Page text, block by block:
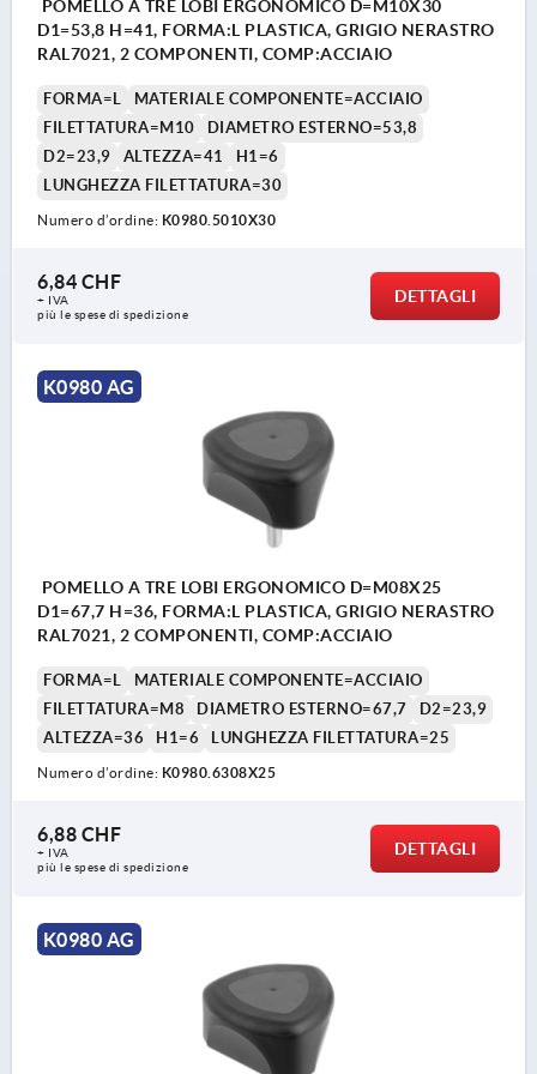
POMELLO A TRE LOBI ERGONOMICO D=M10X30
D1=53,8 H=41, FORMA:L PLASTICA, GRIGIO NERASTRO
RAL7021, 2 COMPONENTI, COMP:ACCIAIO
FORMA=L
MATERIALE COMPONENTE=ACCIAIO
FILETTATURA=M10
DIAMETRO ESTERNO=53,8
D2=23,9
ALTEZZA=41
H1=6
LUNGHEZZA FILETTATURA=30
Numero d’ordine: K0980.5010X30
6,84 CHF
+ IVA
più le spese di spedizione
DETTAGLI
K0980 AG
POMELLO A TRE LOBI ERGONOMICO D=M08X25
D1=67,7 H=36, FORMA:L PLASTICA, GRIGIO NERASTRO
RAL7021, 2 COMPONENTI, COMP:ACCIAIO
FORMA=L
MATERIALE COMPONENTE=ACCIAIO
FILETTATURA=M8
DIAMETRO ESTERNO=67,7
D2=23,9
ALTEZZA=36
H1=6 LUNGHEZZA FILETTATURA=25
Numero d’ordine: K0980.6308X25
6,88 CHF
+ IVA
più le spese di spedizione
DETTAGLI
K0980 AG